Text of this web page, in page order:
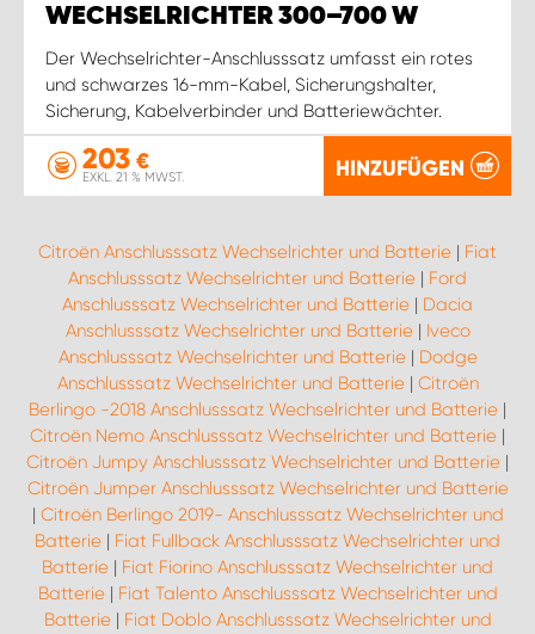
WECHSELRICHTER 300–700 W
Der Wechselrichter-Anschlusssatz umfasst ein rotes
und schwarzes 16-mm-Kabel, Sicherungshalter,
Sicherung, Kabelverbinder und Batteriewächter.
203 €
EXKL. 21 % MWST. HINZUFÜGEN
Citroën Anschlusssatz Wechselrichter und Batterie | Fiat
Anschlusssatz Wechselrichter und Batterie | Ford
Anschlusssatz Wechselrichter und Batterie | Dacia
Anschlusssatz Wechselrichter und Batterie| Iveco
Anschlusssatz Wechselrichter und Batterie| Dodge
Anschlusssatz Wechselrichter und Batterie| Citroën
Berlingo -2018 Anschlusssatz Wechselrichter und Batterie |
Citroën Nemo Anschlusssatz Wechselrichter und Batterie |
Citroën Jumpy Anschlusssatz Wechselrichter und Batterie |
Citroën Jumper Anschlusssatz Wechselrichter und Batterie
| Citroën Berlingo 2019- Anschlusssatz Wechselrichter und
Batterie | Fiat Fullback Anschlusssatz Wechselrichter und
Batterie | Fiat Fiorino Anschlusssatz Wechselrichter und
Batterie| Fiat Talento Anschlusssatz Wechselrichter und
Batterie| Fiat Doblo Anschlusssatz Wechselrichter und